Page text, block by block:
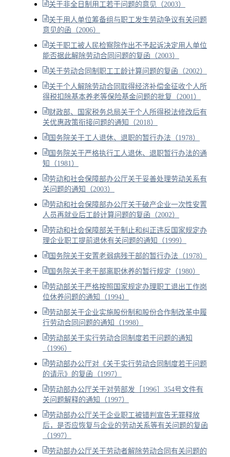
关于非全日制用工若干问题的意见（2003）
关于用人单位筹备组与职工发生劳动争议有关问题
意见的函（2006）
关于职工被人民检察院作出不予起诉决定用人单位
能否据此解除劳动合同问题的复函（2003）
关于劳动合同制职工工龄计算问题的复函（2002）
关于个人解除劳动合同取得经济补偿金征收个人所
得税扣除基本养老等保险基金问题的批复（2001）
财政部、国家税务总局关于个人所得税法修改后有
关优惠政策衔接问题的通知（2018）
国务院关于工人退休、退职的暂行办法（1978）
国务院关于严格执行工人退休、退职暂行办法的通
知（1981）
劳动和社会保障部办公厅关于妥善处理劳动关系有
关问题的通知（2003）
劳动和社会保障部办公厅关于破产企业一次性安置
人员再就业后工龄计算问题的复函（2002）
劳动和社会保障部关于制止和纠正违反国家规定办
理企业职工提前退休有关问题的通知（1999）
国务院关于安置老弱病残干部的暂行办法（1978）
国务院关于老干部离职休养的暂行规定（1980）
劳动部关于严格按照国家规定办理职工退出工作岗
位休养问题的通知（1994）
劳动部关于企业实施股份制和股份合作制改革中履
行劳动合同问题的通知（1998）
劳动部关于实行劳动合同制度若干问题的通知
（1996）
劳动部办公厅对《关于实行劳动合同制度若干问题
的请示》的复函（1997）
劳动部办公厅关于对劳部发［1996］354号文件有
关问题解释的通知（1997）
劳动部办公厅关于企业职工被错判宣告无罪释放
后，是否应恢复与企业的劳动关系等有关问题的复函
（1997）
劳动部办公厅关于劳动者解除劳动合同有关问题的